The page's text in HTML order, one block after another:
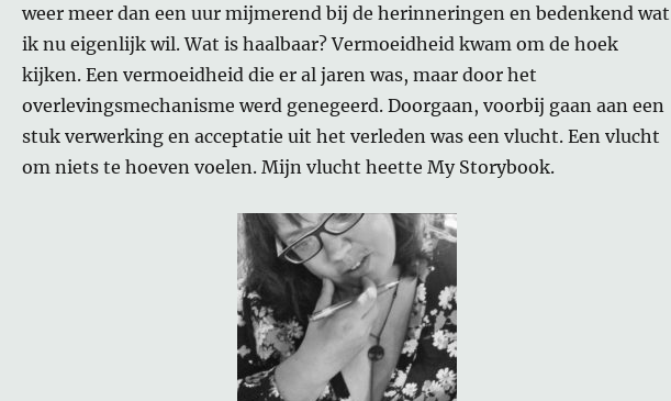
weer meer dan een uur mijmerend bij de herinneringen en bedenkend wat
ik nu eigenlijk wil. Wat is haalbaar? Vermoeidheid kwam om de hoek
kijken. Een vermoeidheid die er al jaren was, maar door het
overlevingsmechanisme werd genegeerd. Doorgaan, voorbij gaan aan een
stuk verwerking en acceptatie uit het verleden was een vlucht. Een vlucht
om niets te hoeven voelen. Mijn vlucht heette My Storybook.